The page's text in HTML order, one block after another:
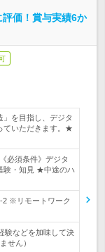
評価！賞与実績6か
」を目指し、デジタ
ていただきます。★
必須条件》デジタ
験・知見 ★中途のハ
2 ※リモートワーク
験などを加味して決
せん）